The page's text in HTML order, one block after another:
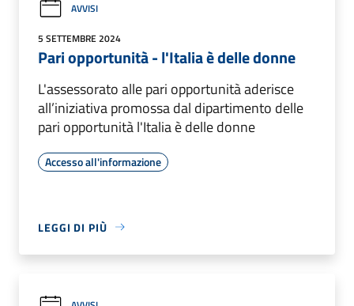
AVVISI
5 SETTEMBRE 2024
Pari opportunità - l'Italia è delle donne
L'assessorato alle pari opportunità aderisce
all’iniziativa promossa dal dipartimento delle
pari opportunità l'Italia è delle donne
Accesso all'informazione
LEGGI DI PIÙ